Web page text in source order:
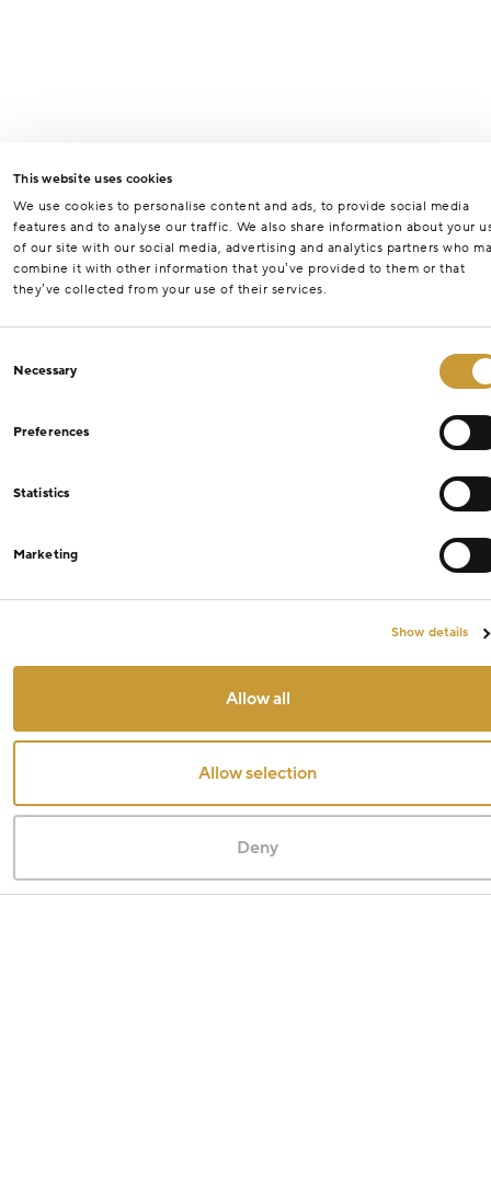
This website uses cookies
We use cookies to personalise content and ads, to provide social media
features and to analyse our traffic. We also share information about your
of our site with our social media, advertising and analytics partners who
combine it with other information that you’ve provided to them or that
they’ve collected from your use of their services.
Selection
Necessary
Preferences
Statistics
Marketing
Show details
Allow all
Allow selection
Deny